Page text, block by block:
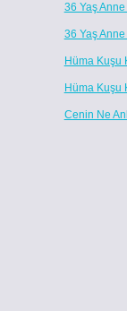
36 Yaş
36 Yaş
Hüma Kuşu
Hüma Kuşu
Cenin Ne